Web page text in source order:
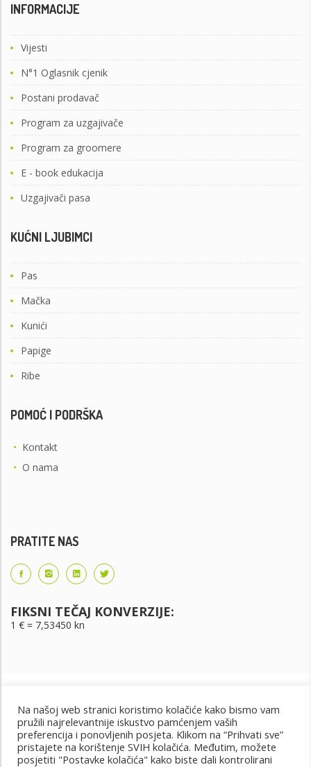
INFORMACIJE
Vijesti
N°1 Oglasnik cjenik
Postani prodavač
Program za uzgajivače
Program za groomere
E - book edukacija
Uzgajivači pasa
KUĆNI LJUBIMCI
Pas
Mačka
Kunići
Papige
Ribe
POMOĆ I PODRŠKA
• Kontakt
• O nama
PRATITE NAS
FIKSNI TEČAJ KONVERZIJE:
1 € = 7,53450 kn
Uvjeti korištenja Uvjeti kupnje Cjenik oglašavanja
Na našoj web stranici koristimo kolačiće kako bismo vam
pružili najrelevantnije iskustvo pamćenjem vaših
preferencija i ponovljenih posjeta. Klikom na “Prihvati sve”
pristajete na korištenje SVIH kolačića. Međutim, možete
posjetiti "Postavke kolačića" kako biste dali kontrolirani